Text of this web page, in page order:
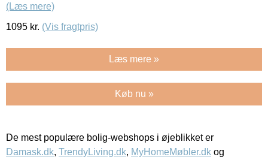
(Læs mere)
1095 kr. (Vis fragtpris)
Læs mere »
Køb nu »
De mest populære bolig-webshops i øjeblikket er
Damask.dk, TrendyLiving.dk, MyHomeMøbler.dk og